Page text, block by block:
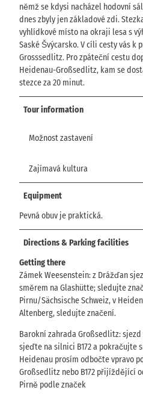
němž se kdysi nacházel hodovní
dnes zbyly jen základové zdi.
vyhlídkové místo na okraji lesa s
Saské Švýcarsko. V cíli cesty vás k
Grosssedlitz. Pro zpáteční cestu
Heidenau-Großsedlitz, kam se
stezce za 20 minut.
Tour information
Možnost zastavení
Zajímavá kultura
Equipment
Pevná obuv je praktická.
Directions & Parking facilities
Getting there
Zámek Weesenstein: z Drážďan
směrem na Glashütte; sledujte
Pirnu/Sächsische Schweiz, v
Altenberg, sledujte značení.
Barokní zahrada Großsedlitz: sjezd
sjeďte na silnici B172 a pokračujte
Heidenau prosím odbočte vpravo
Großsedlitz nebo B172 přijíždějící
Pirně podle značek